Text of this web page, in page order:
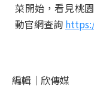
菜開始，看見桃
動官網查詢
編輯｜ 欣傳媒